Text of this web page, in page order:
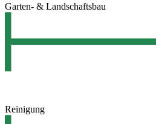
Garten- & Landschaftsbau
Reinigung